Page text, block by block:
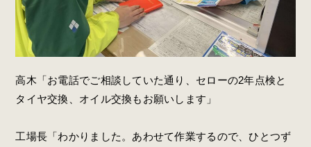
高木「お電話でご相談していた通り、セローの2年点検と
タイヤ交換、オイル交換もお願いします」
工場長「わかりました。あわせて作業するので、ひとつず